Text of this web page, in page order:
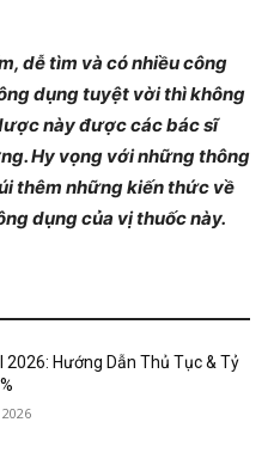
dễ tìm và có nhiều công
dụng tuyệt vời thì không
này được các bác sĩ
Hy vọng với những thông
thêm những kiến thức về
dụng của vị thuốc này.
2026: Hướng Dẫn Thủ Tục & Tỷ